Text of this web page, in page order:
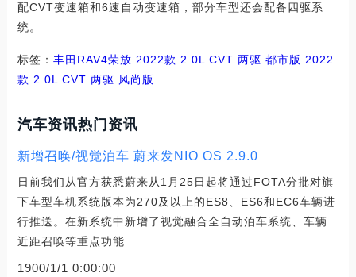
配CVT变速箱和6速自动变速箱，部分车型还会配备四驱系
统。
标签： 丰田 RAV4荣放 2022款 2.0L CVT 两驱 都市版 2022
款 2.0L CVT 两驱 风尚版
汽车资讯热门资讯
新增召唤/视觉泊车 蔚来发NIO OS 2.9.0
日前我们从官方获悉蔚来从1月25日起将通过FOTA分批对旗
下车型车机系统版本为270及以上的ES8、ES6和EC6车辆进
行推送。在新系统中新增了视觉融合全自动泊车系统、车辆
近距召唤等重点功能
1900/1/1 0:00:00